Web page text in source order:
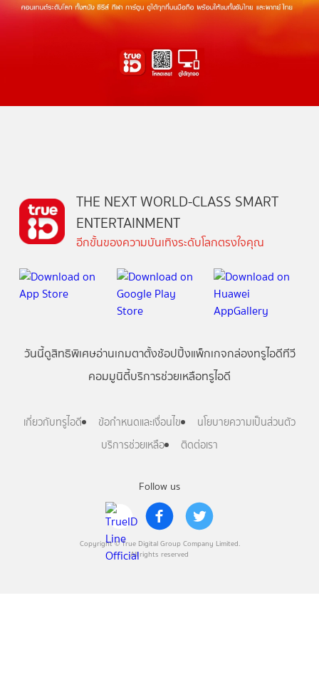
Follow us
Copyright © True Digital Group Company Limited.
All rights reserved
THE NEXT WORLD-CLASS SMART
ENTERTAINMENT
อีกขั้นของความบันเทิงระดับโลกตรงใจคุณ
วันนี้ดูสิทธิพิเศษอ่านเกมตาตั้งช้อปปิ้งแพ็กเกจกล่องทรูไอดีทีวี
คอมมูนิตี้บริการช่วยเหลือทรูไอดี
เกี่ยวกับทรูไอดี ข้อกำหนดและเงื่อนไข
นโยบายความเป็นส่วนตัว
บริการช่วยเหลือ
ติดต่อเรา